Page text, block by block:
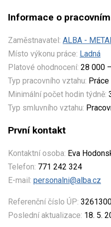
Informace o
Zaměstnavatel: ALBA -
Místo výkonu práce: Ladná
Platové ohodnocení: 28 000
Typ pracovního vztahu: Práce
Minimální počet hodin týdně:
Typ smluvního vztahu:
První kontakt
Kontaktní osoba: Eva
Telefon: 771 242 324
E-mail: personalni@alba.cz
Referenční číslo ÚP:
Poslední aktualizace: 18. 5.